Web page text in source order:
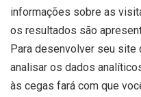
informações sobre as
os resultados são
Para desenvolver seu site
analisar os dados
às cegas fará com que